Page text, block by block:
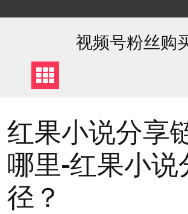
to
视频号粉丝购
红果小说分享
哪里-红果小说
径？